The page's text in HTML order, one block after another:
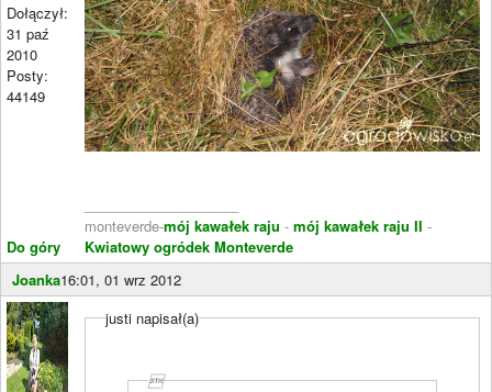
Dołączył:
31 paź
2010
Posty:
44149
Do góry
monteverde-mój kawałek raju - mój kawałek raju II -
Kwiatowy ogródek Monteverde
Joanka16:01, 01 wrz 2012
justi napisał(a)
